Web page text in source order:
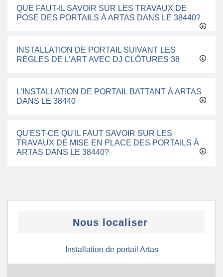
QUE FAUT-IL SAVOIR SUR LES TRAVAUX DE
POSE DES PORTAILS À ARTAS DANS LE 38440?
INSTALLATION DE PORTAIL SUIVANT LES
RÈGLES DE L’ART AVEC DJ CLÔTURES 38
L'INSTALLATION DE PORTAIL BATTANT À ARTAS
DANS LE 38440
QU'EST-CE QU'IL FAUT SAVOIR SUR LES
TRAVAUX DE MISE EN PLACE DES PORTAILS À
ARTAS DANS LE 38440?
Nous localiser
Installation de portail Artas